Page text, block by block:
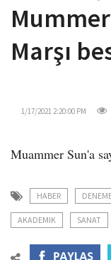
g
a
t
n
Marşı
1/17/2021 2:20:00 PM
Muammer Sun'a
HABER
AKADEMIK SANAT